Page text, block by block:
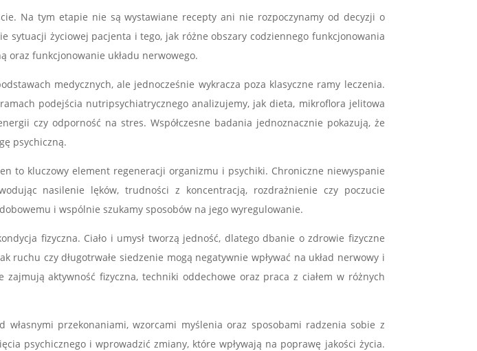
Na tym etapie nie są wystawiane recepty ani nie rozpoczynamy od decyzji o
sytuacji życiowej pacjenta i tego, jak różne obszary codziennego funkcjonowania
oraz funkcjonowanie układu nerwowego.
medycznych, ale jednocześnie wykracza poza klasyczne ramy leczenia.
podejścia nutripsychiatrycznego analizujemy, jak dieta, mikroflora jelitowa
czy odporność na stres. Współczesne badania jednoznacznie pokazują, że
psychiczną.
to kluczowy element regeneracji organizmu i psychiki. Chroniczne niewyspanie
nasilenie lęków, trudności z koncentracją, rozdrażnienie czy poczucie
i wspólnie szukamy sposobów na jego wyregulowanie.
fizyczna. Ciało i umysł tworzą jedność, dlatego dbanie o zdrowie fizyczne
ruchu czy długotrwałe siedzenie mogą negatywnie wpływać na układ nerwowy i
aktywność fizyczna, techniki oddechowe oraz praca z ciałem w różnych
przekonaniami, wzorcami myślenia oraz sposobami radzenia sobie z
psychicznego i wprowadzić zmiany, które wpływają na poprawę jakości życia.